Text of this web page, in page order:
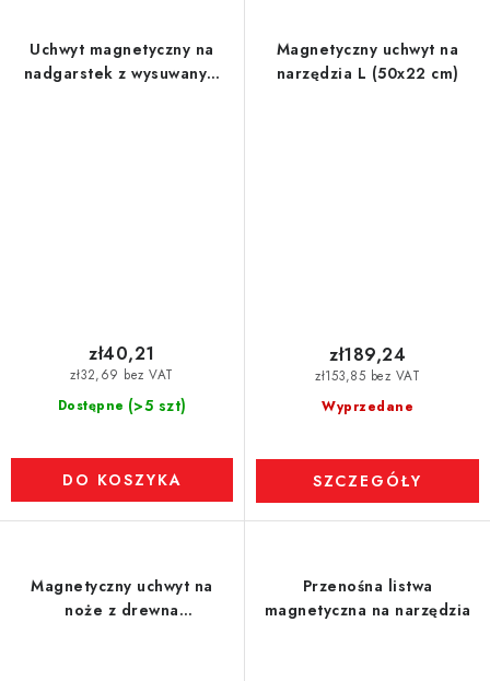
Uchwyt magnetyczny na
nadgarstek z wysuwanym
Dostępne (>5 szt)
zł32,69 bez VAT
zł40,21
DO KOSZYKA
Magnetyczny uchwyt na
narzędzia L (50x22 cm)
Wyprzedane
zł153,85 bez VAT
zł189,24
SZCZEGÓŁY
Magnetyczny uchwyt na
noże z drewna
Przenośna listwa
magnetyczna na narzędzia